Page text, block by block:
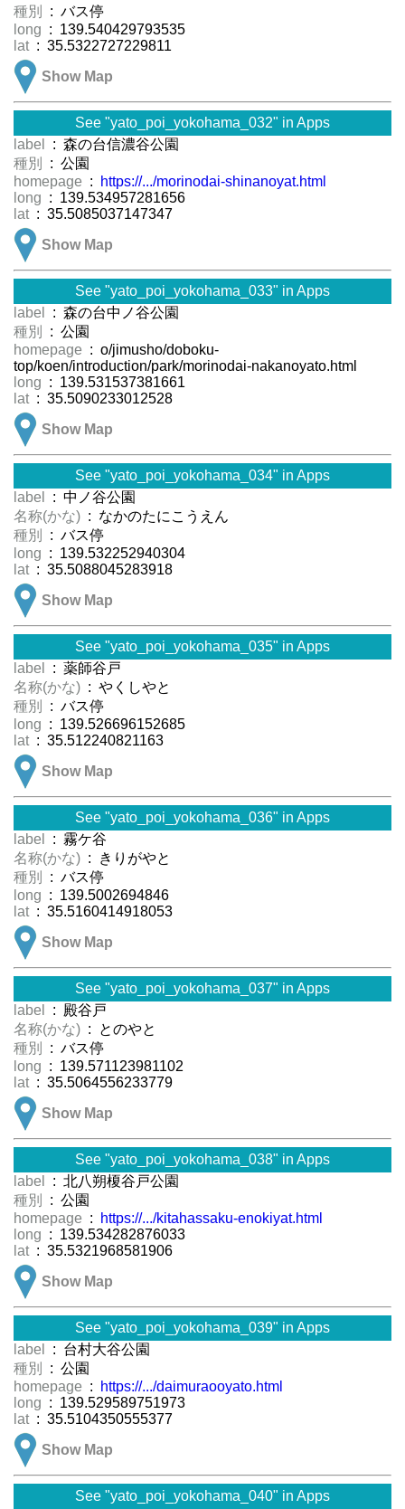
種別
: バス停
long : 139.540429793535
lat : 35.5322727229811
Show Map
See "yato_poi_yokohama_032" in Apps
label
: 森の台信濃谷公園
種別
: 公園
homepage :
https://.../morinodai-shinanoyat.html
long : 139.534957281656
lat : 35.5085037147347
Show Map
See "yato_poi_yokohama_033" in Apps
label
: 森の台中ノ谷公園
種別
: 公園
homepage : o/jimusho/doboku-
top/koen/introduction/park/morinodai-nakanoyato.html
long : 139.531537381661
lat : 35.5090233012528
Show Map
See "yato_poi_yokohama_034" in Apps
label
: 中ノ谷公園
名称(かな) : なかのたにこうえん
種別
: バス停
long : 139.532252940304
lat : 35.5088045283918
Show Map
See "yato_poi_yokohama_035" in Apps
label
: 薬師谷戸
名称(かな) : やくしやと
種別
: バス停
long : 139.526696152685
lat : 35.512240821163
Show Map
See "yato_poi_yokohama_036" in Apps
label
: 霧ケ谷
名称(かな) : きりがやと
種別
: バス停
long : 139.5002694846
lat : 35.5160414918053
Show Map
See "yato_poi_yokohama_037" in Apps
label
: 殿谷戸
名称(かな) : とのやと
種別
: バス停
long : 139.571123981102
lat : 35.5064556233779
Show Map
See "yato_poi_yokohama_038" in Apps
label
: 北八朔榎谷戸公園
種別
: 公園
homepage :
https://.../kitahassaku-enokiyat.html
long : 139.534282876033
lat : 35.5321968581906
Show Map
See "yato_poi_yokohama_039" in Apps
label
: 台村大谷公園
種別
: 公園
homepage :
https://.../daimuraooyato.html
long : 139.529589751973
lat : 35.5104350555377
Show Map
See "yato_poi_yokohama_040" in Apps